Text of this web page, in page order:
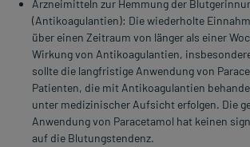
Arzneimitteln zur Hemmung der
(Antikoagulantien): Die wiederholte
über einen Zeitraum von länger als einer
Wirkung von Antikoagulantien,
sollte die langfristige Anwendung von
Patienten, die mit Antikoagulantien
unter medizinischer Aufsicht erfolgen. Die
Anwendung von Paracetamol hat keinen
auf die Blutungstendenz.